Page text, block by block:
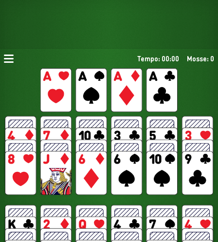
Tempo: 00:00 Mosse: 0